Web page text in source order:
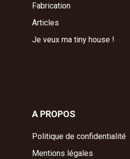
Fabrication
Articles
Je veux ma tiny house !
A PROPOS
Politique de confidentialité
Mentions légales